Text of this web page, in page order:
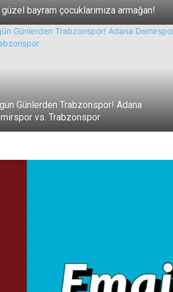
güzel bayram çocuklarımıza armağan!
Günlerden Trabzonspor! Adana
vs. Trabzonspor